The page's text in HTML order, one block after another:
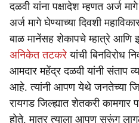
दळवी यांना पक्षादेश म्हणत अर्ज
अर्ज मागे घेण्याच्या दिवशी
बाळ मानेंसह शेकापचे म्हात्रे आणि
अनिकेत तटकरे यांची बिनविरोध
आमदार महेंद्र दळवी यांनी संताप
आहे. त्यांनी आपण येथे जनतेच्या
रायगड जिल्ह्यात शेतकरी कामगार
होते. मात्र त्याला आपण सुरूंग